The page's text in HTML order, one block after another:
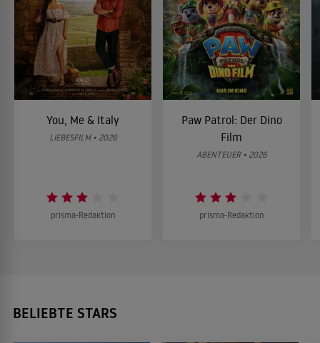
You, Me & Italy
LIEBESFILM • 2026
prisma-Redaktion
Paw Patrol: Der Dino
Film
ABENTEUER • 2026
prisma-Redaktion
BELIEBTE STARS